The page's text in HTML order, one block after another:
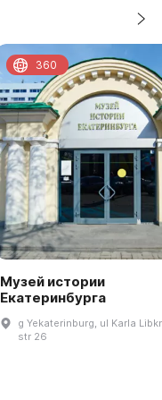
Музей истории
Екатеринбурга
g Yekaterinburg, ul Karla
str 26
360